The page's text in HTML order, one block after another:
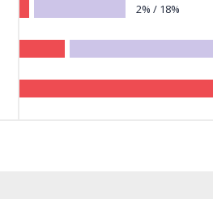
2% / 18%